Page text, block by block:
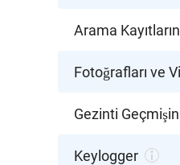
Arama
Fotoğrafları ve
Gezinti
Keylogger